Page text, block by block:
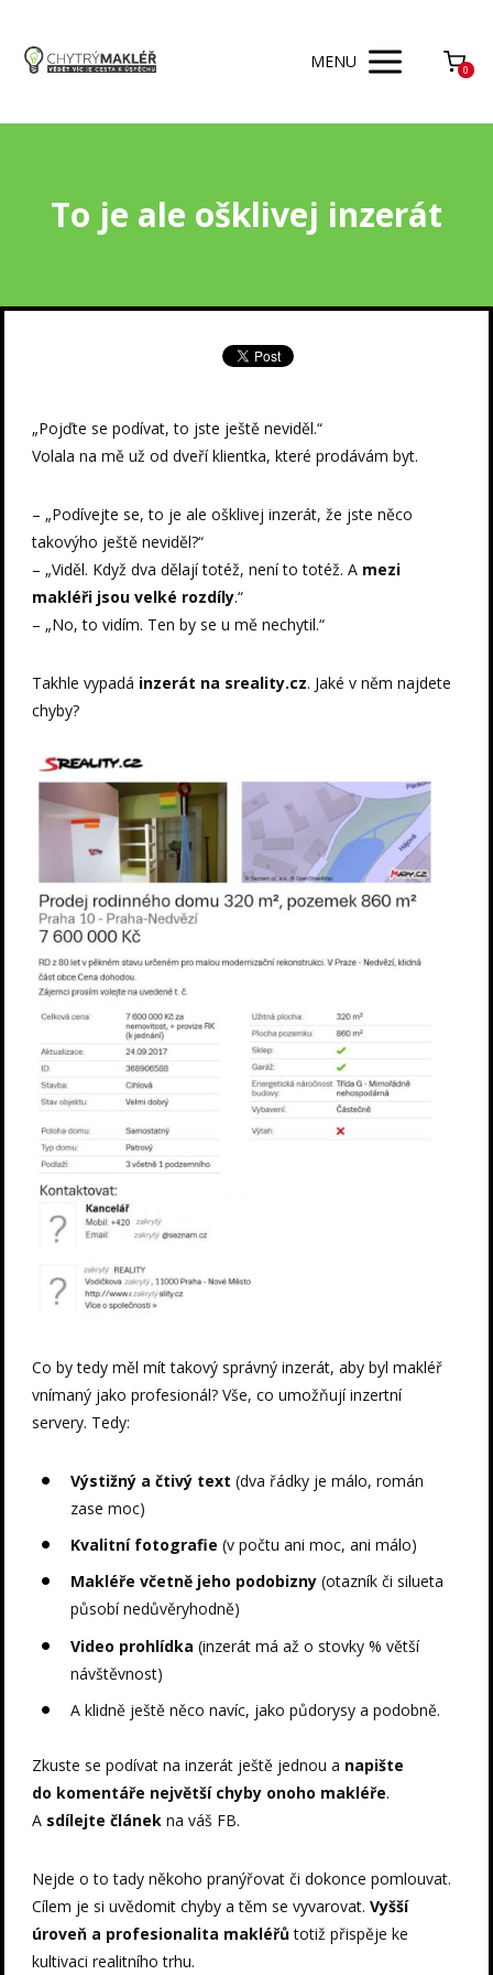
MENU 0
To je ale ošklivej inzerát
„Pojďte se podívat, to jste ještě neviděl.“
Volala na mě už od dveří klientka, které prodávám byt.
– „Podívejte se, to je ale ošklivej inzerát, že jste něco
takovýho ještě neviděl?“
– „Viděl. Když dva dělají totéž, není to totéž. A mezi
makléři jsou velké rozdíly.“
– „No, to vidím. Ten by se u mě nechytil.“
Takhle vypadá inzerát na sreality.cz. Jaké v něm najdete
chyby?
Co by tedy měl mít takový správný inzerát, aby byl makléř
vnímaný jako profesionál? Vše, co umožňují inzertní
servery. Tedy:
Výstižný a čtivý text (dva řádky je málo, román
zase moc)
Kvalitní fotografie (v počtu ani moc, ani málo)
Makléře včetně jeho podobizny (otazník či silueta
působí nedůvěryhodně)
Video prohlídka (inzerát má až o stovky % větší
návštěvnost)
A klidně ještě něco navíc, jako půdorysy a podobně.
Zkuste se podívat na inzerát ještě jednou a napište
do komentáře největší chyby onoho makléře.
A sdílejte článek na váš FB.
Nejde o to tady někoho pranýřovat či dokonce pomlouvat.
Cílem je si uvědomit chyby a těm se vyvarovat.Vyšší
úroveň a profesionalita makléřůtotiž přispěje ke
kultivaci realitního trhu.